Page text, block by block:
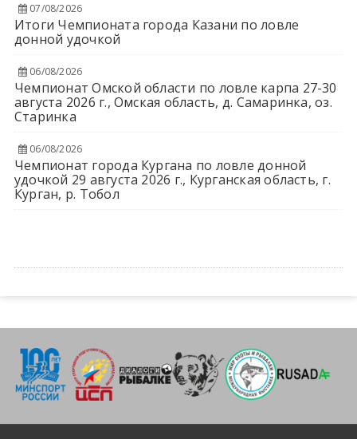
07/08/2026
Итоги Чемпионата города Казани по ловле
донной удочкой
06/08/2026
Чемпионат Омской области по ловле карпа 27-30
августа 2026 г., Омская область, д. Самаринка, оз.
Старинка
06/08/2026
Чемпионат города Кургана по ловле донной
удочкой 29 августа 2026 г., Курганская область, г.
Курган, р. Тобол